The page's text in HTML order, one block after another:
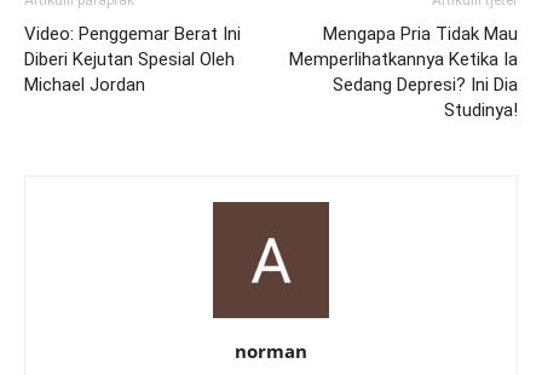
Video: Penggemar Berat Ini
Diberi Kejutan Spesial Oleh
Michael Jordan
Mengapa Pria Tidak Mau
Memperlihatkannya Ketika Ia
Sedang Depresi? Ini Dia
Studinya!
norman